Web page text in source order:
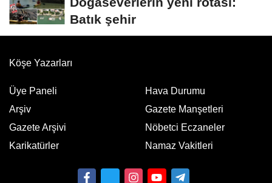
Batık şehir
Köşe Yazarları
Üye Paneli
Arşiv
Gazete Arşivi
Karikatürler
Hava Durumu
Gazete Manşetleri
Nöbetci Eczaneler
Namaz Vakitleri